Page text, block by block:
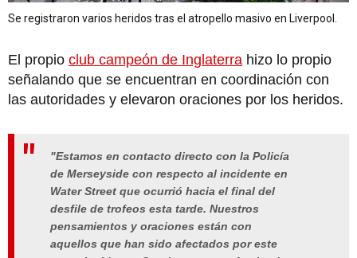
Se registraron varios heridos tras el atropello masivo en Liverpool.
El propio club campeón de Inglaterra hizo lo propio
señalando que se encuentran en coordinación con
las autoridades y elevaron oraciones por los heridos.
"Estamos en contacto directo con la Policía
de Merseyside con respecto al incidente en
Water Street que ocurrió hacia el final del
desfile de trofeos esta tarde. Nuestros
pensamientos y oraciones están con
aquellos que han sido afectados por este